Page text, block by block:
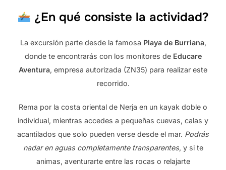
¿En qué consiste la actividad?
La excursión parte desde la famosa Playa de Burriana,
donde te encontrarás con los monitores de Educare
Aventura, empresa autorizada (ZN35) para realizar este
recorrido.
Rema por la costa oriental de Nerja en un kayak doble o
individual, mientras accedes a pequeñas cuevas, calas y
acantilados que solo pueden verse desde el mar. Podrás
nadar en aguas completamente transparentes, y si te
animas, aventurarte entre las rocas o relajarte